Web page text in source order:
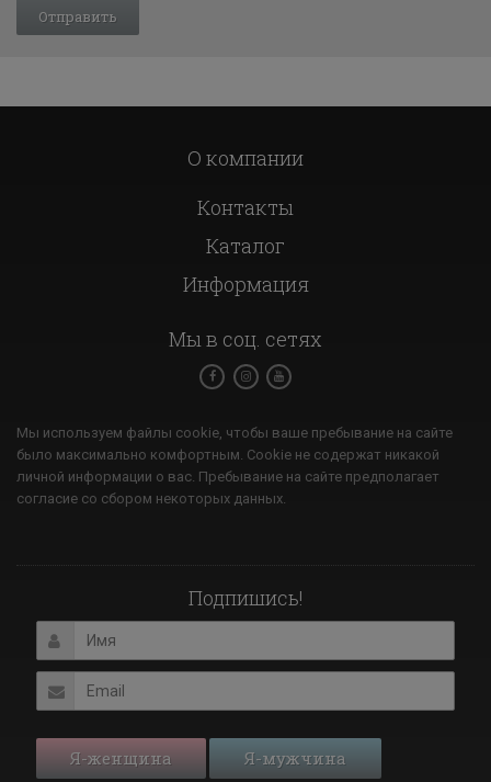
О компании
Контакты
Каталог
Информация
Мы в соц. сетях
Мы используем файлы cookie, чтобы ваше пребывание на сайте
было максимально комфортным. Cookie не содержат никакой
личной информации о вас. Пребывание на сайте предполагает
согласие со сбором некоторых данных.
Подпишись!
Я-женщина Я-мужчина